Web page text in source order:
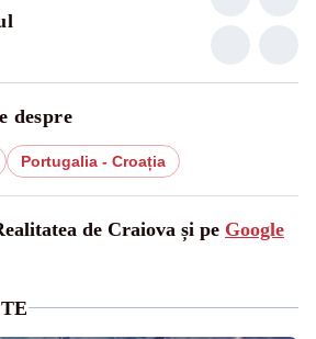
despre
Portugalia - Croația
de Craiova și pe Google